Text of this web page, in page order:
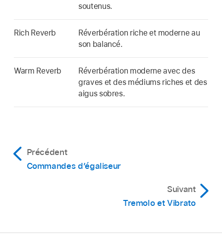
soutenus.
Rich Reverb
Réverbération riche et moderne au
son balancé.
Warm Reverb
Réverbération moderne avec des
graves et des médiums riches et des
aigus sobres.
Précédent
Commandes d’égaliseur
Suivant
Tremolo et Vibrato